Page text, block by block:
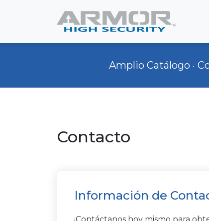
Amplio Catálogo ·
Contacto
Información de